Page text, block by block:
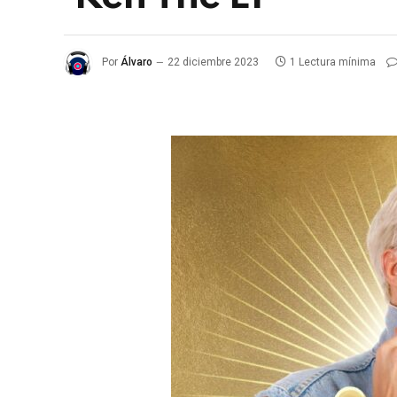
Por Álvaro 22 diciembre 2023 1 Lectura mínima